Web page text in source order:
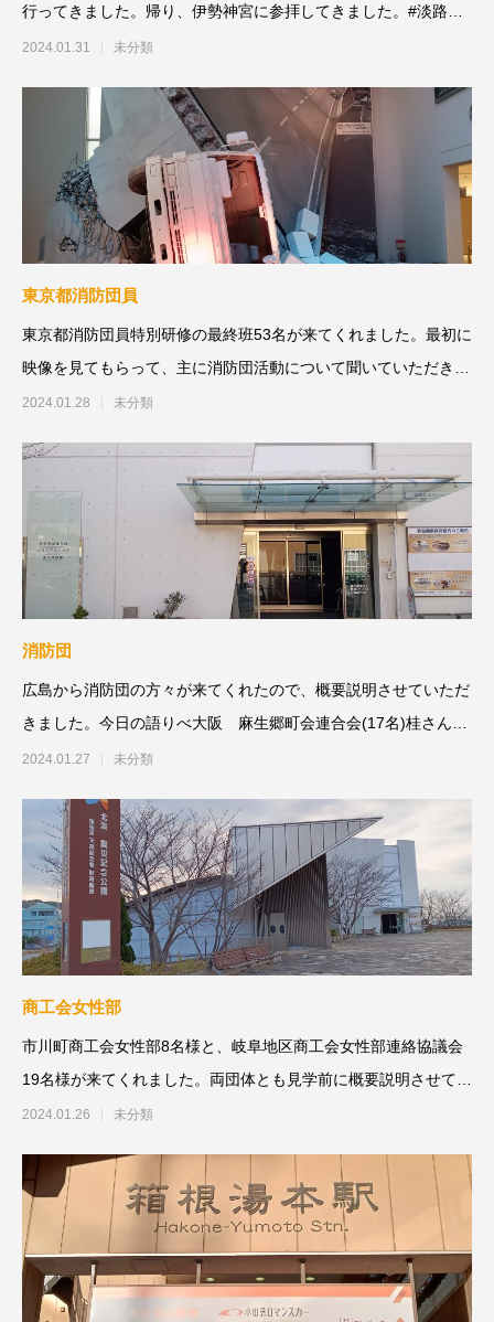
行ってきました。帰り、伊勢神宮に参拝してきました。#淡路島#
淡路西
2024.01.31 未分類
東京都消防団員
東京都消防団員特別研修の最終班53名が来てくれました。最初に
映像を見てもらって、主に消防団活動について聞いていただきま
した。#淡路島
2024.01.28 未分類
消防団
広島から消防団の方々が来てくれたので、概要説明させていただ
きました。今日の語りべ大阪 麻生郷町会連合会(17名)桂さん概
要説明
2024.01.27 未分類
商工会女性部
市川町商工会女性部8名様と、岐阜地区商工会女性部連絡協議会
19名様が来てくれました。両団体とも見学前に概要説明させてい
ただきました。
2024.01.26 未分類